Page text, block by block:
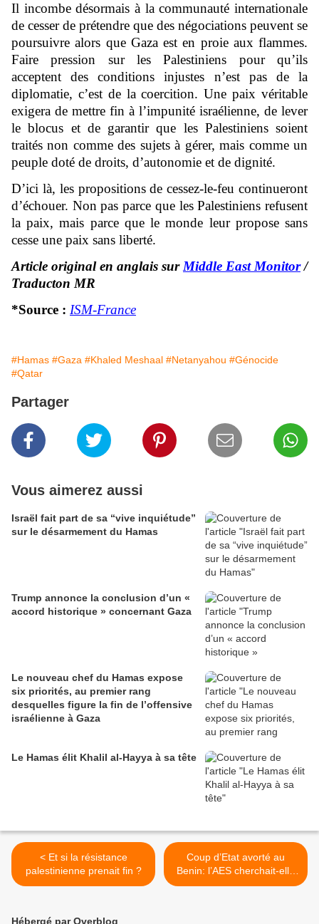
Il incombe désormais à la communauté internationale
de cesser de prétendre que des négociations peuvent se
poursuivre alors que Gaza est en proie aux flammes.
Faire pression sur les Palestiniens pour qu’ils
acceptent des conditions injustes n’est pas de la
diplomatie, c’est de la coercition. Une paix véritable
exigera de mettre fin à l’impunité israélienne, de lever
le blocus et de garantir que les Palestiniens soient
traités non comme des sujets à gérer, mais comme un
peuple doté de droits, d’autonomie et de dignité.
D’ici là, les propositions de cessez-le-feu continueront
d’échouer. Non pas parce que les Palestiniens refusent
la paix, mais parce que le monde leur propose sans
cesse une paix sans liberté.
Article original en anglais sur Middle East Monitor/
Traducton MR
*Source : ISM-France
#Hamas #Gaza #Khaled Meshaal #Netanyahou #Génocide
#Qatar
Partager
Vous aimerez aussi
Israël fait part de sa “vive inquiétude”
sur le désarmement du Hamas
Trump annonce la conclusion d’un «
accord historique » concernant Gaza
Le nouveau chef du Hamas expose
six priorités, au premier rang
desquelles figure la fin de l’offensive
israélienne à Gaza
Le Hamas élit Khalil al-Hayya à sa tête
< Et si la résistance
palestinienne prenait fin ?
Coup d’Etat avorté au
Benin: l’AES cherchait-elle
un accès à la mer ? >
Hébergé par Overblog